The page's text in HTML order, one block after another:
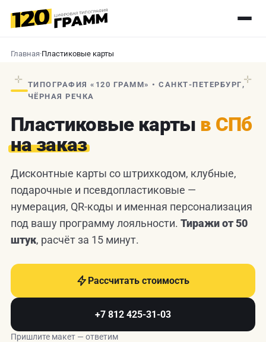
Главная·Пластиковые карты
✛ ✛
ТИПОГРАФИЯ «120 ГРАММ» • САНКТ-ПЕТЕРБУРГ,
ЧЁРНАЯ РЕЧКА
Пластиковые карты в СПб
на заказ
Дисконтные карты со штрихкодом, клубные,
подарочные и псевдопластиковые —
нумерация, QR-коды и именная персонализация
под вашу программу лояльности. Тиражи от 50
штук, расчёт за 15 минут.
Рассчитать стоимость
+7 812 425-31-03
Пришлите макет — ответим